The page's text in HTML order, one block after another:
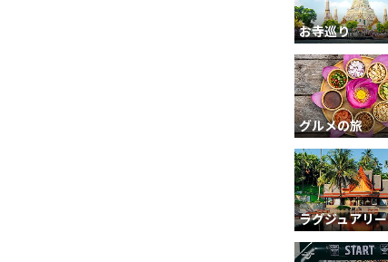
お寺巡り
グルメの旅
ラグジュアリー